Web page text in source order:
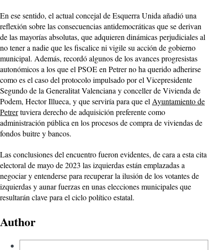
En ese sentido, el actual concejal de Esquerra Unida añadió una
reflexión sobre las consecuencias antidemocráticas que se derivan
de las mayorías absolutas, que adquieren dinámicas perjudiciales al
no tener a nadie que les fiscalice ni vigile su acción de gobierno
municipal. Además, recordó algunos de los avances progresistas
autonómicos a los que el PSOE en Petrer no ha querido adherirse
como es el caso del protocolo impulsado por el Vicepresidente
Segundo de la Generalitat Valenciana y conceller de Vivienda de
Podem, Hector Illueca, y que serviría para que el Ayuntamiento de
Petrertuviera derecho de adquisición preferente como
administración pública en los procesos de compra de viviendas de
fondos buitre y bancos.
Las conclusiones del encuentro fueron evidentes, de cara a esta cita
electoral de mayo de 2023 las izquierdas están emplazadas a
negociar y entenderse para recuperar la ilusión de los votantes de
izquierdas y aunar fuerzas en unas elecciones municipales que
resultarán clave para el ciclo político estatal.
Author